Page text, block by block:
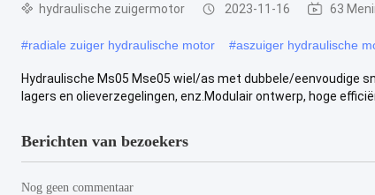
hydraulische zuigermotor 2023-11-16 63
#radiale zuiger hydraulische motor #aszuiger hydraulische
Hydraulische Ms05 Mse05 wiel/as met dubbele/eenvoudige
lagers en olieverzegelingen, enz.Modulair ontwerp, hoge
Berichten van bezoekers
Nog geen commentaar